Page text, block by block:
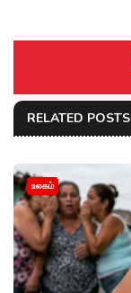
RELATED POSTS
உலகம்